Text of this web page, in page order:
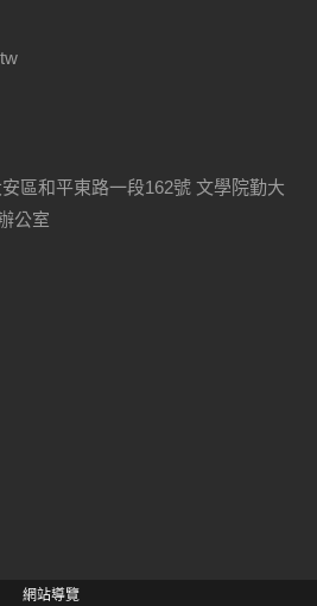
區和平東路一段162號 文學院勤大
公室
網站導覽